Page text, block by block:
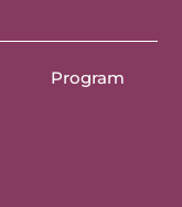
Program